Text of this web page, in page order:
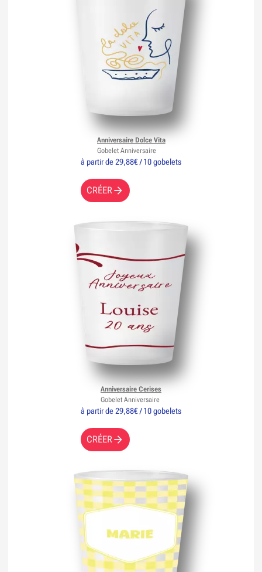
à partir de 29,88€ / 10 gobelets
CRÉER
Anniversaire Dolce Vita
Gobelet Anniversaire
à partir de 29,88€ / 10 gobelets
CRÉER
Anniversaire Cerises
Gobelet Anniversaire